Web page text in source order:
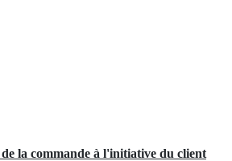
la commande à l'initiative du client